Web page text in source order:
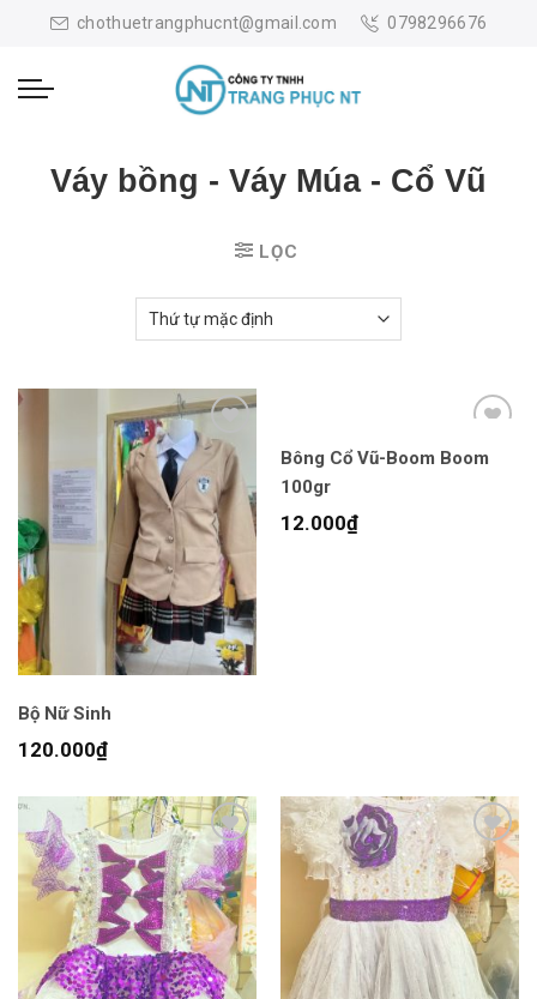
chothuetrangphucnt@gmail.com 0798296676
Váy bồng - Váy Múa - Cổ Vũ
LỌC
Bộ Nữ Sinh
120.000₫
Bông Cổ Vũ-Boom Boom
100gr
12.000₫